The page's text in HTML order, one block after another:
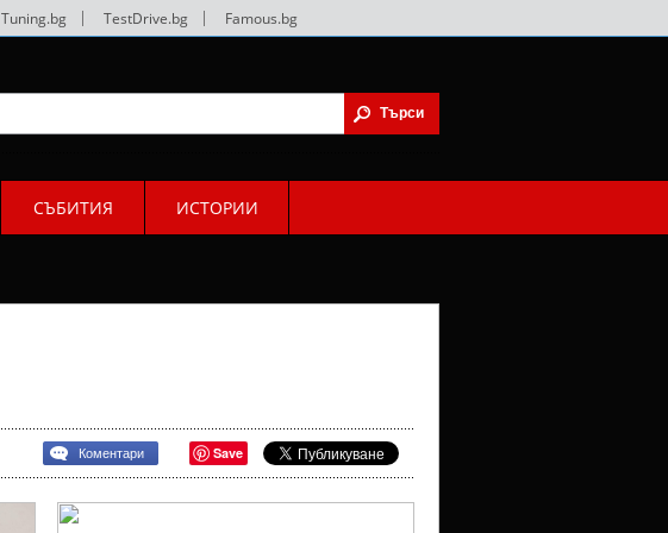
Tuning.bg TestDrive.bg Famous.bg
СЪБИТИЯ ИСТОРИИ
Коментари Save